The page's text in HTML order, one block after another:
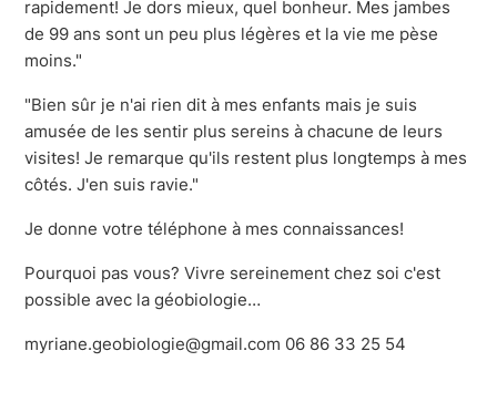
rapidement! Je dors mieux, quel bonheur. Mes jambes
de 99 ans sont un peu plus légères et la vie me pèse
moins."
"Bien sûr je n'ai rien dit à mes enfants mais je suis
amusée de les sentir plus sereins à chacune de leurs
visites! Je remarque qu'ils restent plus longtemps à mes
côtés. J'en suis ravie."
Je donne votre téléphone à mes connaissances!
Pourquoi pas vous? Vivre sereinement chez soi c'est
possible avec la géobiologie…
myriane.geobiologie@gmail.com 06 86 33 25 54